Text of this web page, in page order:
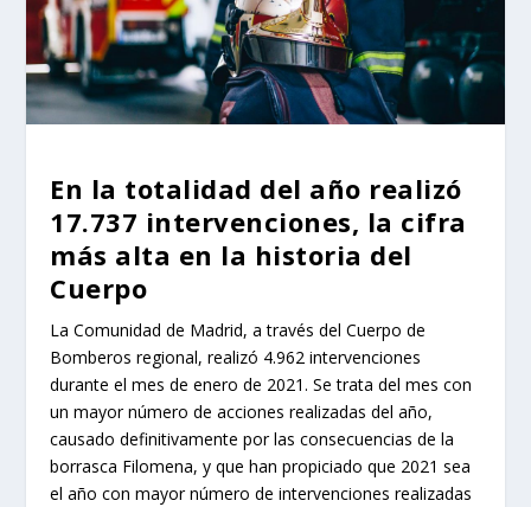
En la totalidad del año realizó
17.737 intervenciones, la cifra
más alta en la historia del
Cuerpo
La Comunidad de Madrid, a través del Cuerpo de
Bomberos regional, realizó 4.962 intervenciones
durante el mes de enero de 2021. Se trata del mes con
un mayor número de acciones realizadas del año,
causado definitivamente por las consecuencias de la
borrasca Filomena, y que han propiciado que 2021 sea
el año con mayor número de intervenciones realizadas